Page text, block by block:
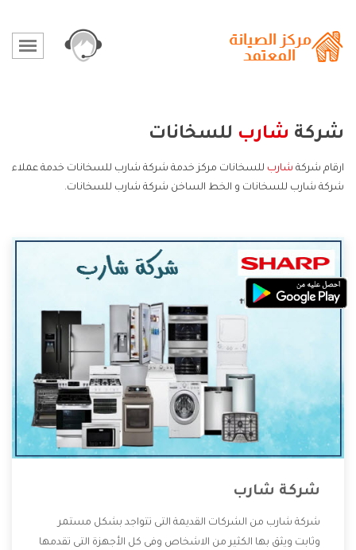
شركة شارب للسخانات
ارقام شركة شارب للسخانات مركز خدمة شركة شارب للسخانات خدمة عملاء
شركة شارب للسخانات و الخط الساخن شركة شارب للسخانات.
شركة شارب
شركة شارب من الشركات القديمة التى تتواجد بشكل مستمر
وثابت ويثق بها الكثير من الاشخاص وفى كل الأجهزة التى تقدمها